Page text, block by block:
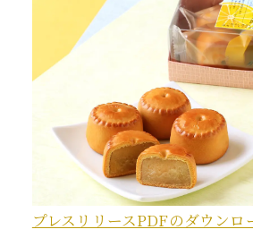
プレスリリースPDFのダウンロ